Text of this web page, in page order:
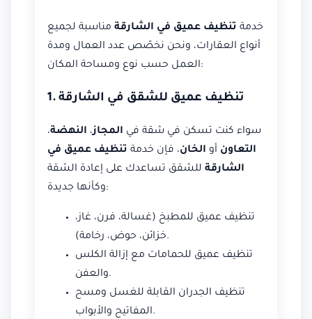
خدمة تنظيف عميق في الشارقة مناسبة لجميع
أنواع العقارات، ونحن نخصّص عدد العمال ومدة
العمل حسب نوع ومساحة المكان:
1. تنظيف عميق للشقق في الشارقة
سواء كنت تسكن في شقة في المجاز، النهضة،
التعاون أو الخان، فإن خدمة تنظيف عميق في
الشارقة للشقق تساعدك على إعادة الشقة
وكأنها جديدة:
تنظيف عميق للمطبخ (غسالة، فرن، غاز،
خزائن، حوض، رخامة).
تنظيف عميق للحمامات مع إزالة الكلس
والعفن.
تنظيف الجدران القابلة للغسل ومسح
المفاتيح والأبواب.